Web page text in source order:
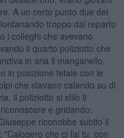
A un certo punto due dei
troppo dal reparto
i colleghi che avevano
il quarto poliziotto che
in aria il manganello.
in posizione fetale con le
che stavano calando su di
il poliziotto si sfilò il
e gridando:
riconobbe subito il
che ci fai tu, con